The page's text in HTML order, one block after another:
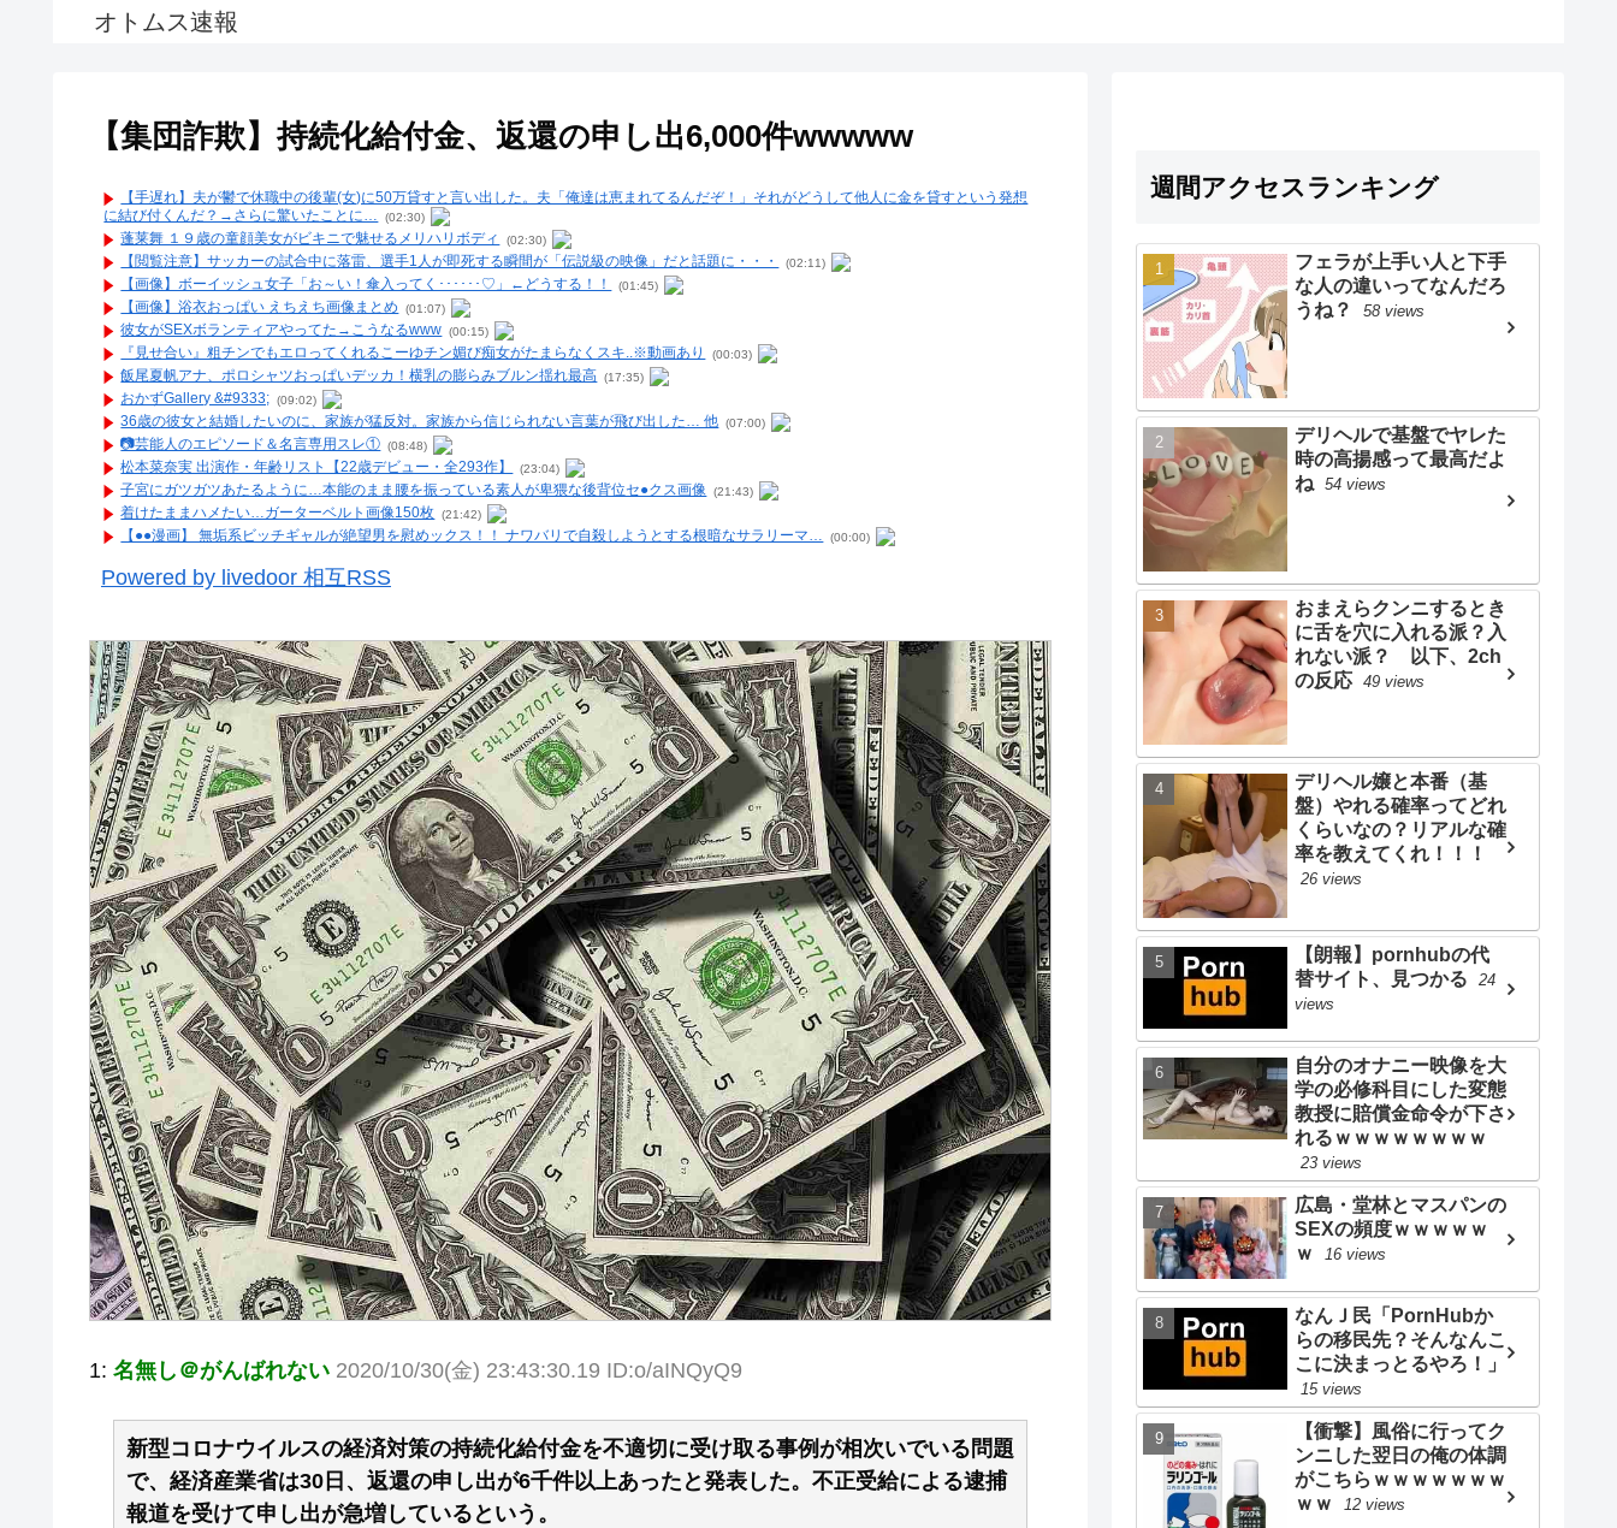
オトムス速報
【集団詐欺】持続化給付金、返還の申し出6,000件wwwww
【手遅れ】夫が鬱で休職中の後輩(女)に50万貸すと言い出した。夫「俺達は恵まれてるんだぞ！」それがどうして他人に金を貸すという発想
に結び付くんだ？→さらに驚いたことに…
(02:30)
蓬莱舞 １９歳の童顔美女がビキニで魅せるメリハリボディ (02:30)
【閲覧注意】サッカーの試合中に落雷、選手1人が即死する瞬間が「伝説級の映像」だと話題に・・・ (02:11)
【画像】ボーイッシュ女子「お～い！傘入ってく･･････♡」←どうする！！ (01:45)
【画像】浴衣おっぱい えちえち画像まとめ (01:07)
彼女がSEXボランティアやってた→こうなるwww (00:15)
『見せ合い』粗チンでもエロってくれるこーゆチン媚び痴女がたまらなくスキ..※動画あり (00:03)
飯尾夏帆アナ、ポロシャツおっぱいデッカ！横乳の膨らみブルン揺れ最高 (17:35)
おかずGallery &#9333; (09:02)
36歳の彼女と結婚したいのに、家族が猛反対。家族から信じられない言葉が飛び出した… 他 (07:00)
📷️芸能人のエピソード＆名言専用スレ① (08:48)
松本菜奈実 出演作・年齢リスト【22歳デビュー・全293作】 (23:04)
子宮にガツガツあたるように…本能のまま腰を振っている素人が卑猥な後背位セ●クス画像 (21:43)
着けたままハメたい…ガーターベルト画像150枚 (21:42)
【●●漫画】 無垢系ビッチギャルが絶望男を慰めックス！！ ナワバリで自殺しようとする根暗なサラリーマ… (00:00)
Powered by livedoor 相互RSS
1: 名無し＠がんばれない 2020/10/30(金) 23:43:30.19 ID:o/aINQyQ9
新型コロナウイルスの経済対策の持続化給付金を不適切に受け取る事例が相次いでいる問題
で、経済産業省は30日、返還の申し出が6千件以上あったと発表した。不正受給による逮捕
報道を受けて申し出が急増しているという。
週間アクセスランキング
フェラが上手い人と下手
な人の違いってなんだろ
うね？
58 views
デリヘルで基盤でヤレた
時の高揚感って最高だよ
ね 54 views
おまえらクンニするとき
に舌を穴に入れる派？入
れない派？ 以下、2ch
の反応 49 views
デリヘル嬢と本番（基
盤）やれる確率ってどれ
くらいなの？リアルな確
率を教えてくれ！！！
26 views
【朗報】pornhubの代
替サイト、見つかる
24
views
自分のオナニー映像を大
学の必修科目にした変態
教授に賠償金命令が下さ
れるｗｗｗｗｗｗｗｗ
23 views
広島・堂林とマスパンの
SEXの頻度ｗｗｗｗｗ
ｗ
16 views
なんＪ民「PornHubか
らの移民先？そんなんこ
こに決まっとるやろ！」
15 views
【衝撃】風俗に行ってク
ンニした翌日の俺の体調
がこちらｗｗｗｗｗｗｗ
ｗｗ
12 views